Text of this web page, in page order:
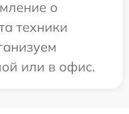
о
техники
или в офис.